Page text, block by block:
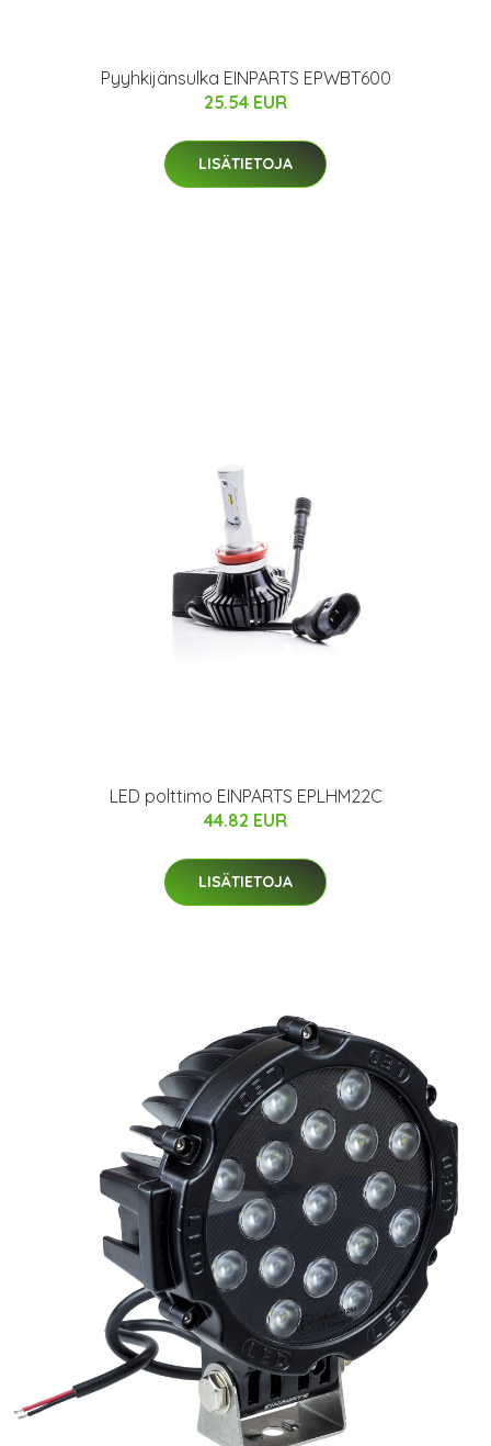
Pyyhkijänsulka EINPARTS EPWBT600
25.54 EUR
LISÄTIETOJA
LED polttimo EINPARTS EPLHM22C
44.82 EUR
LISÄTIETOJA